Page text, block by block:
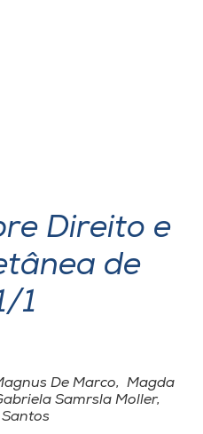
Direito e
de
1
De Marco, Magda
Samrsla Moller,